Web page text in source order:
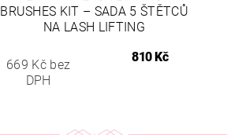
BRUSHES KIT – SADA 5 ŠTĚTCŮ
NA LASH LIFTING
669 Kč bez
DPH
810 Kč